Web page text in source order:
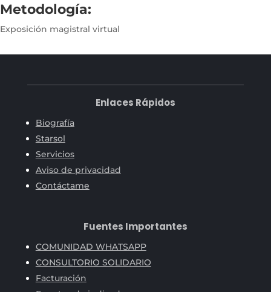
Metodología:
Exposición magistral virtual
Enlaces Rápidos
Biografía
Starsol
Servicios
Aviso de privacidad
Contáctame
Fuentes Importantes
COMUNIDAD WHATSAPP
CONSULTORIO SOLIDARIO
Facturación